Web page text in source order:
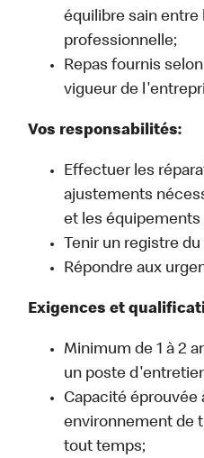
équilibre sain entre
professionnelle;
Repas fournis
vigueur de
Vos responsabilités:
Effectuer les
ajustements
et les équipements
Tenir un registre
Répondre aux
Exigences et
Minimum de 1 à 2
un poste
Capacité éprouvée
environnement de
tout temps;